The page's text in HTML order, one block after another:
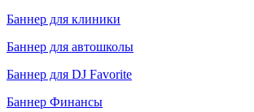
Баннер для клиники
Баннер для автошколы
Баннер для DJ Favorite
Баннер Финансы